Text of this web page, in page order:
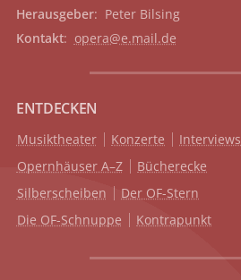
Herausgeber: Peter Bilsing
Kontakt: opera@e.mail.de
ENTDECKEN
Musiktheater Konzerte
Interviews
Opernhäuser A–Z
Bücherecke
Silberscheiben
Der OF-Stern
Die OF-Schnuppe
Kontrapunkt